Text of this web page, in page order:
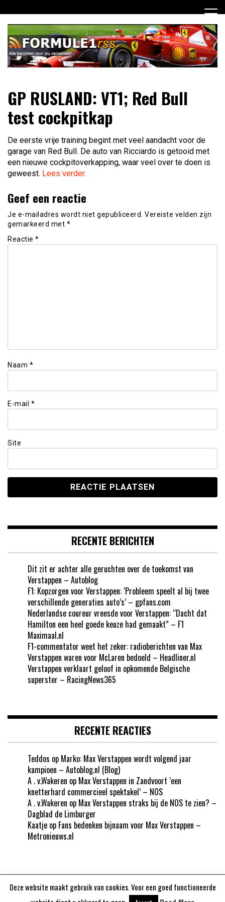
naar
inhoud
Formule 1 RSS
verzameld!
GP RUSLAND: VT1; Red Bull
test cockpitkap
De eerste vrije training begint met veel aandacht voor de
garage van Red Bull. De auto van Ricciardo is getooid met
een nieuwe cockpitoverkapping, waar veel over te doen is
geweest. Lees verder.
Geef een reactie
Je e-mailadres wordt niet gepubliceerd. Vereiste velden zijn
gemarkeerd met *
Reactie *
Naam *
E-mail *
Site
RECENTE BERICHTEN
Dit zit er achter alle geruchten over de toekomst van
Verstappen – Autoblog
F1: Kopzorgen voor Verstappen: ‘Probleem speelt al bij twee
verschillende generaties auto’s’ – gpfans.com
Nederlandse coureur vreesde voor Verstappen: “Dacht dat
Hamilton een heel goede keuze had gemaakt” – F1
Maximaal.nl
F1-commentator weet het zeker: radioberichten van Max
Verstappen waren voor McLaren bedoeld – Headliner.nl
Verstappen verklaart geloof in opkomende Belgische
superster – RacingNews365
RECENTE REACTIES
Teddos op Marko: Max Verstappen wordt volgend jaar
kampioen – Autoblog.nl (Blog)
A . v.Wakeren op Max Verstappen in Zandvoort ‘een
knetterhard commercieel spektakel’ – NOS
A . v.Wakeren op Max Verstappen straks bij de NOS te zien? –
Dagblad de Limburger
Kaatje op Fans bedenken bijnaam voor Max Verstappen –
Metronieuws.nl
Deze website maakt gebruik van cookies. Voor een goed functioneerde